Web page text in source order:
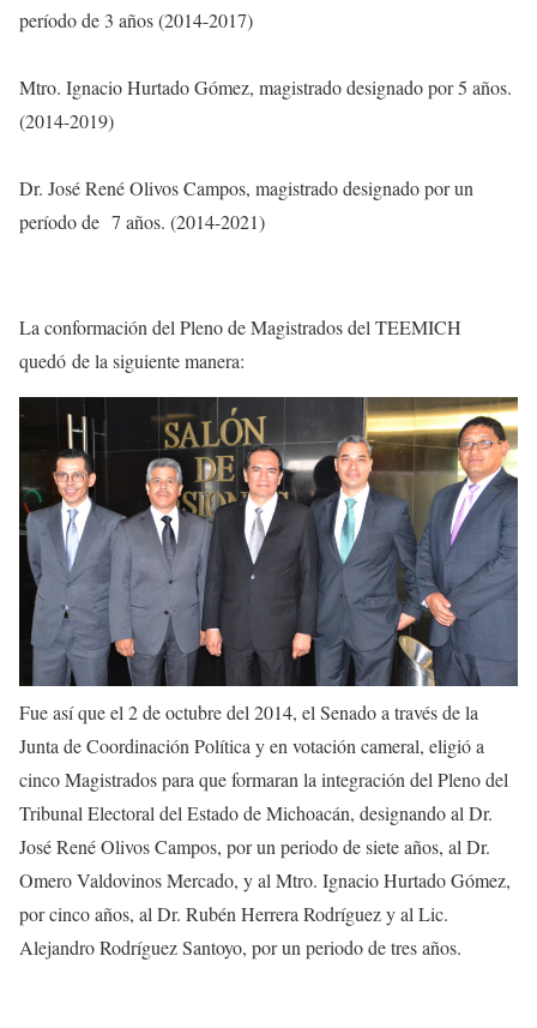
período de 3 años (2014-2017)
Mtro. Ignacio Hurtado Gómez, magistrado designado por 5 años.
(2014-2019)
Dr. José René Olivos Campos, magistrado designado por un
período de 7 años. (2014-2021)
La conformación del Pleno de Magistrados del TEEMICH
quedó de la siguiente manera:
Fue así que el 2 de octubre del 2014, el Senado a través de la
Junta de Coordinación Política y en votación cameral, eligió a
cinco Magistrados para que formaran la integración del Pleno del
Tribunal Electoral del Estado de Michoacán, designando al Dr.
José René Olivos Campos, por un periodo de siete años, al Dr.
Omero Valdovinos Mercado, y al Mtro. Ignacio Hurtado Gómez,
por cinco años, al Dr. Rubén Herrera Rodríguez y al Lic.
Alejandro Rodríguez Santoyo, por un periodo de tres años.